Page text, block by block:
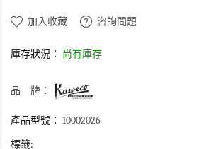
加入收藏 咨詢問題
庫存狀況： 尚有庫存
品 牌：
產品型號： 10002026
標籤: